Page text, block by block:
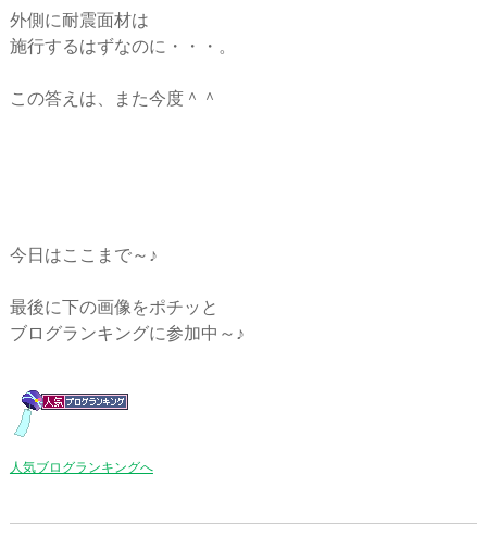
外側に耐震面材は
施行するはずなのに・・・。
この答えは、また今度＾＾
今日はここまで～♪
最後に下の画像をポチッと
ブログランキングに参加中～♪
人気ブログランキングへ